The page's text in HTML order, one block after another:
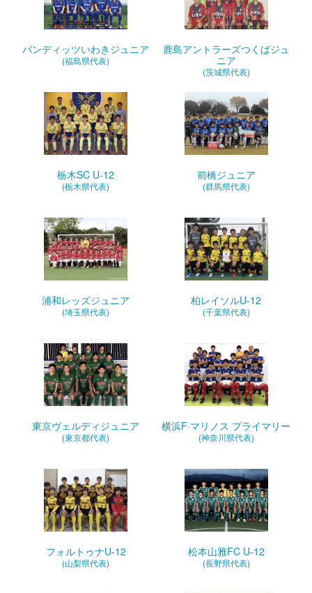
バンディッツいわきジュニア
(福島県代表)
鹿島アントラーズつくばジュ
ニア
(茨城県代表)
栃木SC U-12
(栃木県代表)
前橋ジュニア
(群馬県代表)
浦和レッズジュニア
(埼玉県代表)
柏レイソルU-12
(千葉県代表)
東京ヴェルディジュニア
(東京都代表)
横浜F·マリノス プライマリー
(神奈川県代表)
フォルトゥナU-12
(山梨県代表)
松本山雅FC U-12
(長野県代表)